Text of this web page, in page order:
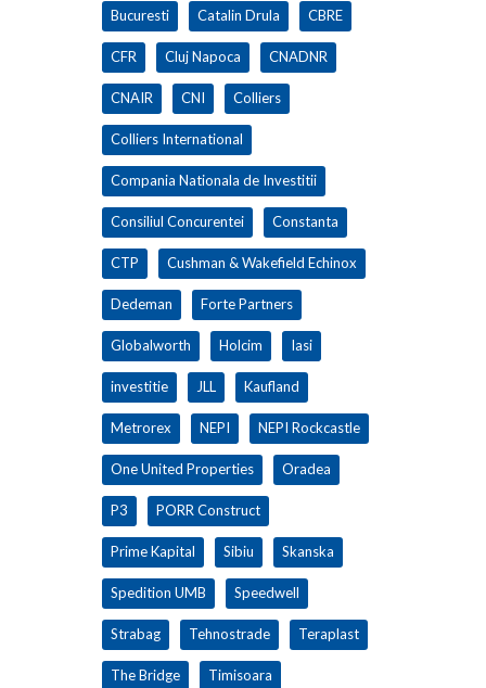
Bucuresti Catalin Drula CBRE
CFR Cluj Napoca CNADNR
CNAIR CNI Colliers
Colliers International
Compania Nationala de Investitii
Consiliul Concurentei Constanta
CTP Cushman & Wakefield Echinox
Dedeman Forte Partners
Globalworth Holcim Iasi
investitie JLL Kaufland
Metrorex NEPI NEPI Rockcastle
One United Properties Oradea
P3 PORR Construct
Prime Kapital Sibiu Skanska
Spedition UMB Speedwell
Strabag Tehnostrade Teraplast
The Bridge Timisoara